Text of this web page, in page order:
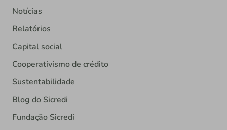
Notícias
Relatórios
Capital social
Cooperativismo de crédito
Sustentabilidade
Blog do Sicredi
Fundação Sicredi